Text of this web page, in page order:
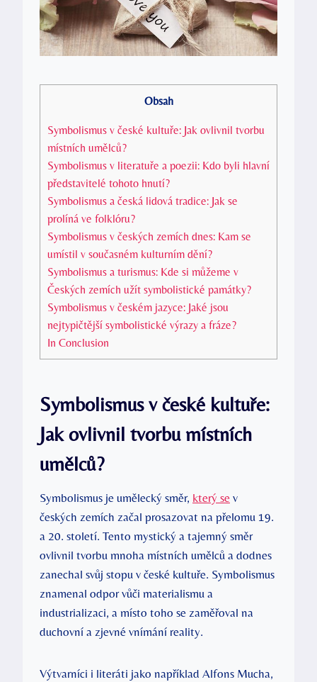
Obsah
Symbolismus v české kultuře: Jak ovlivnil tvorbu
místních umělců?
Symbolismus v literatuře a poezii: Kdo byli hlavní
představitelé tohoto hnutí?
Symbolismus a česká lidová tradice: Jak se
prolíná ve folklóru?
Symbolismus v českých zemích dnes: Kam se
umístil v současném kulturním dění?
Symbolismus a turismus: Kde si můžeme v
Českých zemích užít symbolistické památky?
Symbolismus v českém jazyce: Jaké jsou
nejtypičtější symbolistické výrazy a fráze?
In Conclusion
Symbolismus v české kultuře:
Jak ovlivnil tvorbu místních
umělců?
Symbolismus je umělecký směr, který se v
českých zemích začal prosazovat na přelomu 19.
a 20. století. Tento mystický a tajemný směr
ovlivnil tvorbu mnoha místních umělců a dodnes
zanechal svůj stopu v české kultuře. Symbolismus
znamenal odpor vůči materialismu a
industrializaci, a místo toho se zaměřoval na
duchovní a zjevné vnímání reality.
Výtvarníci i literáti jako například Alfons Mucha,